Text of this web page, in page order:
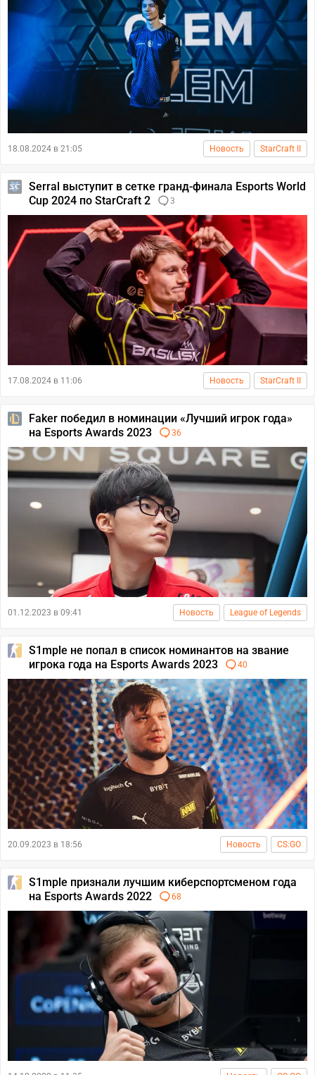
18.08.2024 в 21:05 Новость StarCraft II
Serral выступит в сетке гранд-финала Esports World
Cup 2024 по StarCraft 2
3
17.08.2024 в 11:06 Новость StarCraft II
Faker победил в номинации «Лучший игрок года»
на Esports Awards 2023
36
01.12.2023 в 09:41 Новость League of Legends
S1mple не попал в список номинантов на звание
игрока года на Esports Awards 2023
40
20.09.2023 в 18:56 Новость CS:GO
S1mple признали лучшим киберспортсменом года
на Esports Awards 2022
68